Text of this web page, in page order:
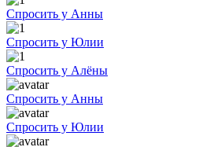
Спросить у Анны
Спросить у Юлии
Спросить у Алёны
Спросить у Анны
Спросить у Юлии